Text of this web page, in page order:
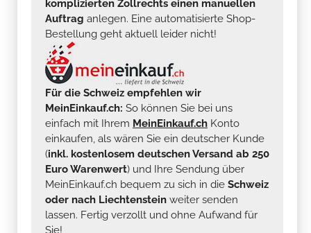
komplizierten Zollrechts einen manuellen
Auftrag anlegen. Eine automatisierte Shop-
Bestellung geht aktuell leider nicht!
Für die Schweiz empfehlen wir
MeinEinkauf.ch: So können Sie bei uns
einfach mit Ihrem MeinEinkauf.ch Konto
einkaufen, als wären Sie ein deutscher Kunde
(inkl. kostenlosem deutschen Versand ab 250
Euro Warenwert) und Ihre Sendung über
MeinEinkauf.ch bequem zu sich in die Schweiz
oder nach Liechtenstein weiter senden
lassen. Fertig verzollt und ohne Aufwand für
Sie!